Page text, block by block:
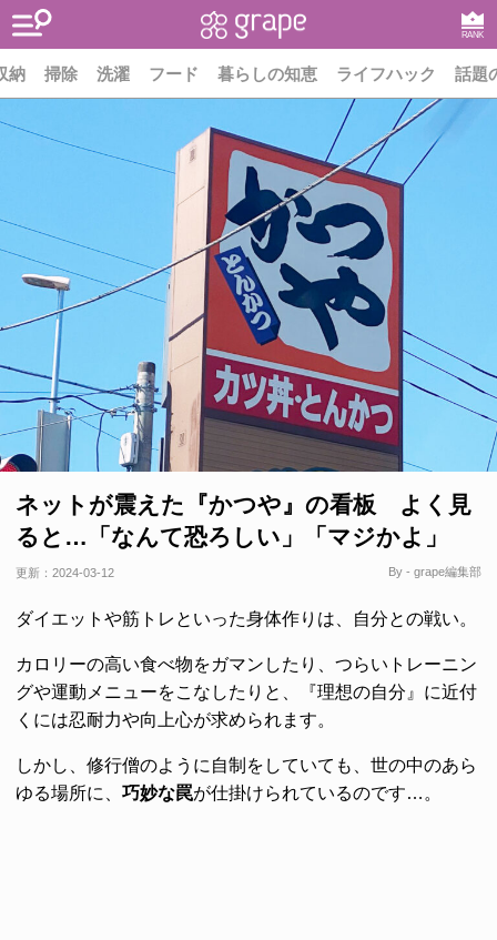
RANK
納 掃除 洗濯 フード 暮らしの知恵 ライフハック 話題
ネットが震えた『かつや』の看板 よく見
ると…「なんて恐ろしい」「マジかよ」
更新： 2024-03-12 By - grape編集部
ダイエットや筋トレといった身体作りは、自分との戦い。
カロリーの高い食べ物をガマンしたり、つらいトレーニン
グや運動メニューをこなしたりと、『理想の自分』に近付
くには忍耐力や向上心が求められます。
しかし、修行僧のように自制をしていても、世の中のあら
ゆる場所に、 巧妙な罠が仕掛けられているのです…。